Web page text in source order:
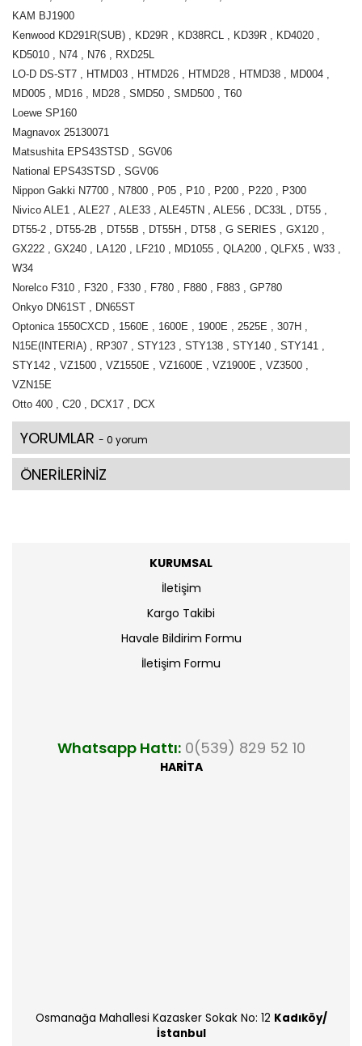
KAM BJ1900
Kenwood KD291R(SUB) , KD29R , KD38RCL , KD39R , KD4020 ,
KD5010 , N74 , N76 , RXD25L
LO-D DS-ST7 , HTMD03 , HTMD26 , HTMD28 , HTMD38 , MD004 ,
MD005 , MD16 , MD28 , SMD50 , SMD500 , T60
Loewe SP160
Magnavox 25130071
Matsushita EPS43STSD , SGV06
National EPS43STSD , SGV06
Nippon Gakki N7700 , N7800 , P05 , P10 , P200 , P220 , P300
Nivico ALE1 , ALE27 , ALE33 , ALE45TN , ALE56 , DC33L , DT55 ,
DT55-2 , DT55-2B , DT55B , DT55H , DT58 , G SERIES , GX120 ,
GX222 , GX240 , LA120 , LF210 , MD1055 , QLA200 , QLFX5 , W33 ,
W34
Norelco F310 , F320 , F330 , F780 , F880 , F883 , GP780
Onkyo DN61ST , DN65ST
Optonica 1550CXCD , 1560E , 1600E , 1900E , 2525E , 307H ,
N15E(INTERIA) , RP307 , STY123 , STY138 , STY140 , STY141 ,
STY142 , VZ1500 , VZ1550E , VZ1600E , VZ1900E , VZ3500 ,
VZN15E
Otto 400 , C20 , DCX17 , DCX
YORUMLAR - 0 yorum
ÖNERİLERİNİZ
KURUMSAL
İletişim
Kargo Takibi
Havale Bildirim Formu
İletişim Formu
Whatsapp Hattı: 0(539) 829 52 10
HARİTA
Osmanağa Mahallesi Kazasker Sokak No: 12 Kadıköy/
İstanbul